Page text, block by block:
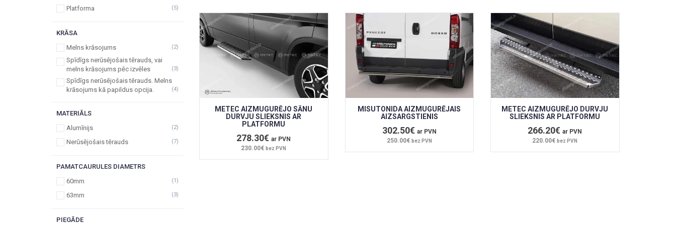
Platforma (5)
KRĀSA
Melns krāsojums
(2)
Spīdīgs nerūsējošais tērauds, vai
melns krāsojums pēc izvēles
(3)
Spīdīgs nerūsējošais tērauds. Melns
krāsojums kā papildus opcija.
(4)
MATERIĀLS
Alumīnijs
(2)
Nerūsējošais tērauds (7)
PAMATCAURULES DIAMETRS
60mm
(1)
63mm (3)
PIEGĀDE
METEC AIZMUGURĒJO SĀNU
DURVJU SLIEKSNIS AR
PLATFORMU
278.30€ar PVN
230.00€bez PVN
MISUTONIDA AIZMUGURĒJAIS
AIZSARGSTIENIS
302.50€ ar PVN
250.00€ bez PVN
METEC AIZMUGURĒJO DURVJU
SLIEKSNIS AR PLATFORMU
266.20€ar PVN
220.00€bez PVN